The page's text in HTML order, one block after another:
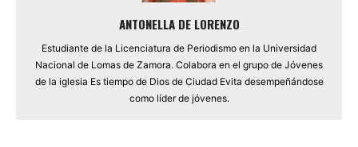
ANTONELLA DE LORENZO
Estudiante de la Licenciatura de Periodismo en la Universidad
Nacional de Lomas de Zamora. Colabora en el grupo de Jóvenes
de la iglesia Es tiempo de Dios de Ciudad Evita desempeñándose
como líder de jóvenes.